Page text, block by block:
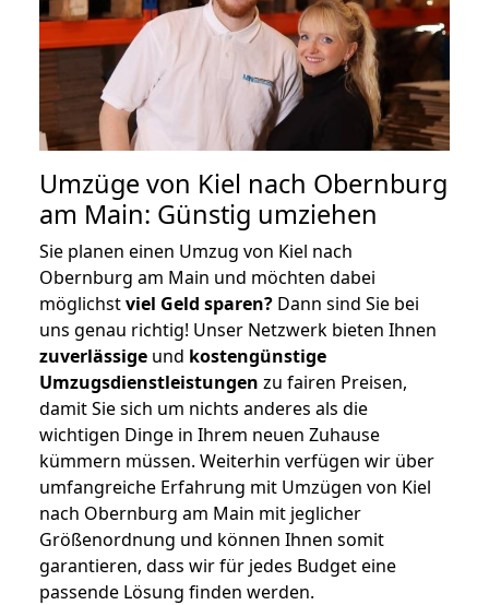
Umzüge von Kiel nach Obernburg
am Main: Günstig umziehen
Sie planen einen Umzug von Kiel nach
Obernburg am Main und möchten dabei
möglichstviel Geld sparen? Dann sind Sie bei
uns genau richtig! Unser Netzwerk bieten Ihnen
zuverlässige und kostengünstige
Umzugsdienstleistungen zu fairen Preisen,
damit Sie sich um nichts anderes als die
wichtigen Dinge in Ihrem neuen Zuhause
kümmern müssen. Weiterhin verfügen wir über
umfangreiche Erfahrung mit Umzügen von Kiel
nach Obernburg am Main mit jeglicher
Größenordnung und können Ihnen somit
garantieren, dass wir für jedes Budget eine
passende Lösung finden werden.